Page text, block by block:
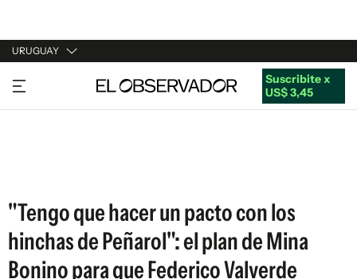
URUGUAY
URUGUAY
ARGENTINA
Suscribite x
US$ 3,45
"Tengo que hacer un pacto con los
hinchas de Peñarol": el plan de Mina
Bonino para que Federico Valverde